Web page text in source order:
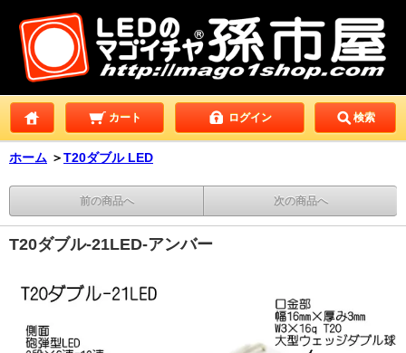
カート ログイン 検索
ホーム ＞T20ダブル LED
前の商品へ 次の商品へ
T20ダブル-21LED-アンバー